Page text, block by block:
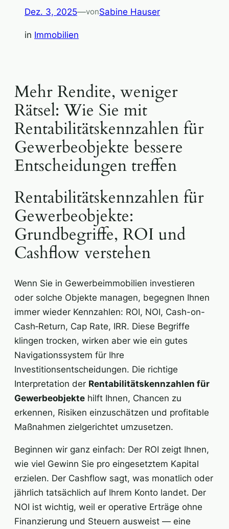
Dez. 3, 2025—vonSabine Hauser
in Immobilien
Mehr Rendite, weniger
Rätsel: Wie Sie mit
Rentabilitätskennzahlen für
Gewerbeobjekte bessere
Entscheidungen treffen
Rentabilitätskennzahlen für
Gewerbeobjekte:
Grundbegriffe, ROI und
Cashflow verstehen
Wenn Sie in Gewerbeimmobilien investieren
oder solche Objekte managen, begegnen Ihnen
immer wieder Kennzahlen: ROI, NOI, Cash-on-
Cash‑Return, Cap Rate, IRR. Diese Begriffe
klingen trocken, wirken aber wie ein gutes
Navigationssystem für Ihre
Investitionsentscheidungen. Die richtige
Interpretation der Rentabilitätskennzahlen für
Gewerbeobjekte hilft Ihnen, Chancen zu
erkennen, Risiken einzuschätzen und profitable
Maßnahmen zielgerichtet umzusetzen.
Beginnen wir ganz einfach: Der ROI zeigt Ihnen,
wie viel Gewinn Sie pro eingesetztem Kapital
erzielen. Der Cashflow sagt, was monatlich oder
jährlich tatsächlich auf Ihrem Konto landet. Der
NOI ist wichtig, weil er operative Erträge ohne
Finanzierung und Steuern ausweist — eine